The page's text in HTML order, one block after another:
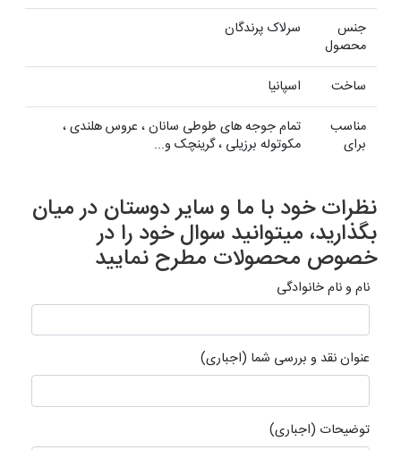
جنس
محصول
سرلاک پرندگان
ساخت
اسپانیا
مناسب
برای
تمام جوجه های طوطی سانان ، عروس هلندی ،
مکوتوله برزیلی ، گرینچک و...
نظرات خود با ما و سایر دوستان در میان
بگذارید، میتوانید سوال خود را در
خصوص محصولات مطرح نمایید
نام و نام خانوادگی
عنوان نقد و بررسی شما (اجباری)
توضیحات (اجباری)